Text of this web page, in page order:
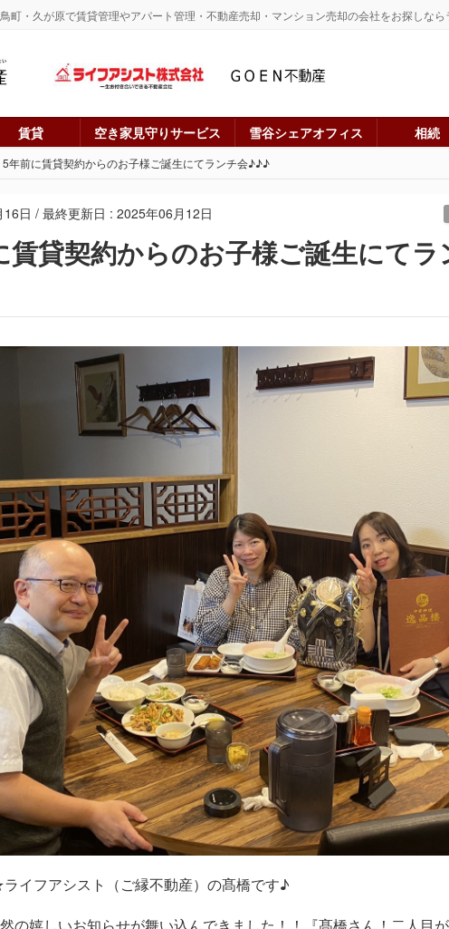
町・久が原で賃貸管理やアパート管理・不動産売却・マンション売却の会社をお探しな
賃貸 空き家見守りサービス 雪谷シェアオフィス 相続
5年前に賃貸契約からのお子様ご誕生にてランチ会♪♪♪
日 / 最終更新日 : 2025年06月12日
賃貸契約からのお子様ご誕生にてラ
イフアシスト（ご縁不動産）の髙橋です♪
の嬉しいお知らせが舞い込んできました！！『髙橋さん！二人目